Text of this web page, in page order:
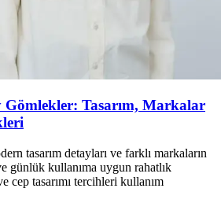
Tasarım, Markalar
tasarım detayları ve farklı markaların
günlük kullanıma uygun rahatlık
cep tasarımı tercihleri kullanım